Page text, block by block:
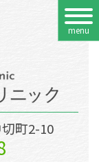
町2-10
menu